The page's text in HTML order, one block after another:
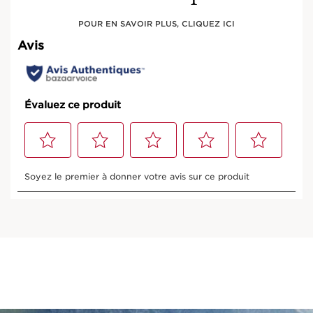
POUR EN SAVOIR PLUS, CLIQUEZ ICI